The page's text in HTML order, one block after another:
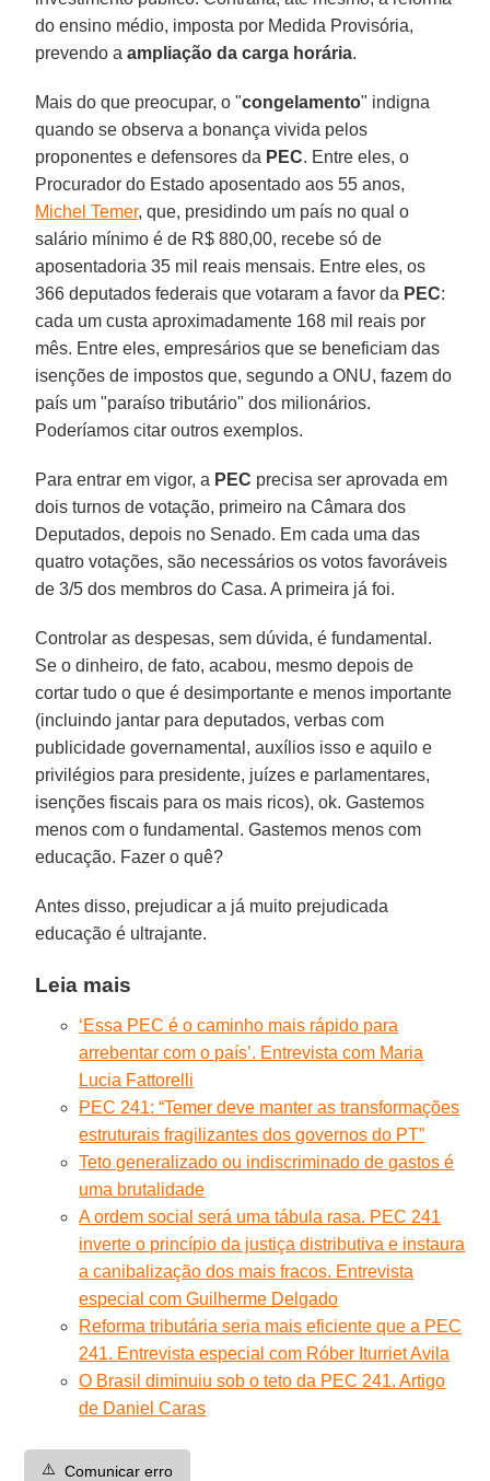
do ensino médio, imposta por Medida Provisória,
prevendo aampliação da carga horária.
Mais do que preocupar, o "congelamento" indigna
quando se observa a bonança vivida pelos
proponentes e defensores da PEC. Entre eles, o
Procurador do Estado aposentado aos 55 anos,
Michel Temer, que, presidindo um país no qual o
salário mínimo é de R$ 880,00, recebe só de
aposentadoria 35 mil reais mensais. Entre eles, os
366 deputados federais que votaram a favor da PEC:
cada um custa aproximadamente 168 mil reais por
mês. Entre eles, empresários que se beneficiam das
isenções de impostos que, segundo a ONU, fazem do
país um "paraíso tributário" dos milionários.
Poderíamos citar outros exemplos.
Para entrar em vigor, a PEC precisa ser aprovada em
dois turnos de votação, primeiro na Câmara dos
Deputados, depois no Senado. Em cada uma das
quatro votações, são necessários os votos favoráveis
de 3/5 dos membros do Casa. A primeira já foi.
Controlar as despesas, sem dúvida, é fundamental.
Se o dinheiro, de fato, acabou, mesmo depois de
cortar tudo o que é desimportante e menos importante
(incluindo jantar para deputados, verbas com
publicidade governamental, auxílios isso e aquilo e
privilégios para presidente, juízes e parlamentares,
isenções fiscais para os mais ricos), ok. Gastemos
menos com o fundamental. Gastemos menos com
educação. Fazer o quê?
Antes disso, prejudicar a já muito prejudicada
educação é ultrajante.
Leia mais
‘Essa PEC é o caminho mais rápido para
arrebentar com o país’. Entrevista com Maria
Lucia Fattorelli
PEC 241: “Temer deve manter as transformações
estruturais fragilizantes dos governos do PT”
Teto generalizado ou indiscriminado de gastos é
uma brutalidade
A ordem social será uma tábula rasa. PEC 241
inverte o princípio da justiça distributiva e instaura
a canibalização dos mais fracos. Entrevista
especial com Guilherme Delgado
Reforma tributária seria mais eficiente que a PEC
241. Entrevista especial com Róber Iturriet Avila
O Brasil diminuiu sob o teto da PEC 241. Artigo
de Daniel Caras
⚠️ Comunicar erro